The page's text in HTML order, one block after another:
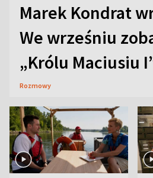
Marek Kondrat
We wrześniu
„Królu Maciusiu
Rozmowy